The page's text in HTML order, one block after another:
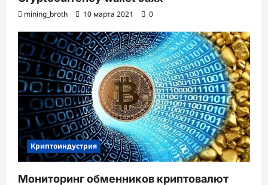
mining_broth 10 марта 2021 0
Криптоиндустрия
Мониторинг обменников криптовалют